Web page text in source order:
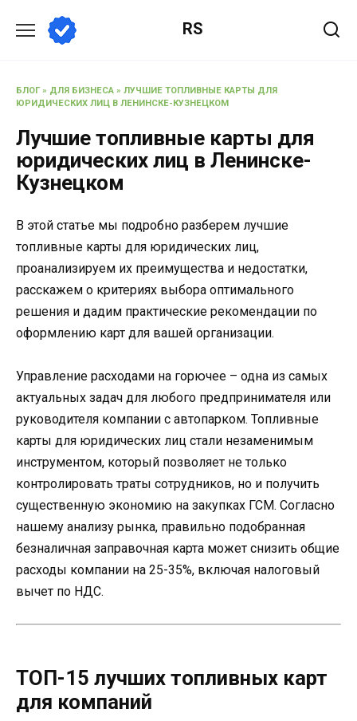
содержанию
RS
БЛОГ» ДЛЯ БИЗНЕСА » ЛУЧШИЕ ТОПЛИВНЫЕ КАРТЫ ДЛЯ
ЮРИДИЧЕСКИХ ЛИЦ В ЛЕНИНСКЕ-КУЗНЕЦКОМ
Лучшие топливные карты для
юридических лиц в Ленинске-
Кузнецком
В этой статье мы подробно разберем лучшие
топливные карты для юридических лиц,
проанализируем их преимущества и недостатки,
расскажем о критериях выбора оптимального
решения и дадим практические рекомендации по
оформлению карт для вашей организации.
Управление расходами на горючее – одна из самых
актуальных задач для любого предпринимателя или
руководителя компании с автопарком. Топливные
карты для юридических лиц стали незаменимым
инструментом, который позволяет не только
контролировать траты сотрудников, но и получить
существенную экономию на закупках ГСМ. Согласно
нашему анализу рынка, правильно подобранная
безналичная заправочная карта может снизить общие
расходы компании на 25-35%, включая налоговый
вычет по НДС.
ТОП-15 лучших топливных карт
для компаний